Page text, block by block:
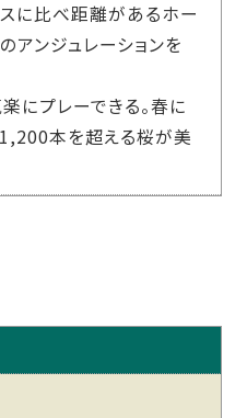
スに比べ距離があるホー
アンジュレーションを
にプレーできる。春に
本を超える桜が美